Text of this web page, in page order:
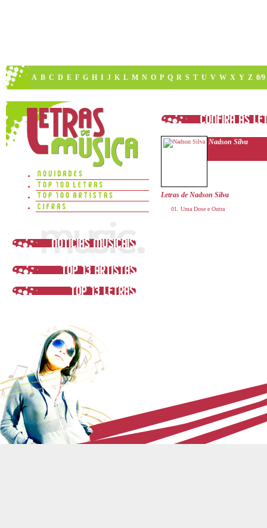
A B C D E F G H I J K L M N O P Q R S T U V W X Y Z 0/9
Nadson Silva
Letras de Nadson Silva
Uma Dose e Outra